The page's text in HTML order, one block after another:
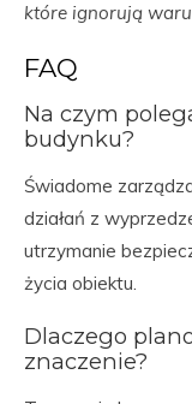
które ignorują
FAQ
Na czym
budynku?
Świadome
działań z
utrzymanie
życia obiektu.
Dlaczego
znaczenie?